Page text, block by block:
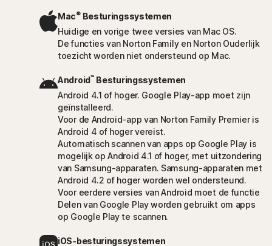
Mac®Besturingssystemen
Huidige en vorige twee versies van Mac OS.
De functies van Norton Family en Norton Ouderlijk
toezicht worden niet ondersteund op Mac.
Android™ Besturingssystemen
Android 4.1 of hoger. Google Play-app moet zijn
geïnstalleerd.
Voor de Android-app van Norton Family Premier is
Android 4 of hoger vereist.
Automatisch scannen van apps op Google Play is
mogelijk op Android 4.1 of hoger, met uitzondering
van Samsung-apparaten. Samsung-apparaten met
Android 4.2 of hoger worden wel ondersteund.
Voor eerdere versies van Android moet de functie
Delen van Google Play worden gebruikt om apps
op Google Play te scannen.
iOS-besturingssystemen